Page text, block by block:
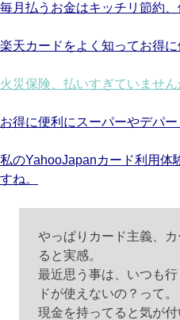
毎月払うお金はキッチリ節約
楽天カードをよく知ってお得
火災保険、払いすぎていません
お得に便利にスーパーやデパ
私のYahooJapanカード利用体
すね。
やっぱりカード主義、
ると実感。
最近思う事は、いつも
ドが使えないの？って。
現金を持ってると気が